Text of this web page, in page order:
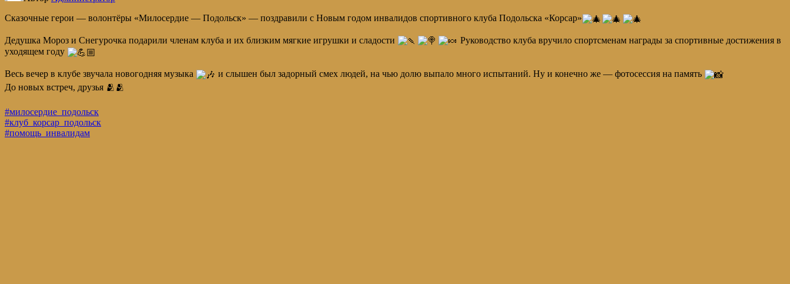
Сказочные герои — волонтёры «Милосердие — Подольск» — поздравили с Новым годом инвалидов спортивного клуба Подольска «Корсар»
Дедушка Мороз и Снегурочка подарили членам клуба и их близким мягкие игрушки и сладости
Руководство клуба вручило спортсменам награды за спортивные достижения в
уходящем году
Весь вечер в клубе звучала новогодняя музыка
и слышен был задорный смех людей, на чью долю выпало много испытаний. Ну и конечно же — фотосессия на память
До новых встреч, друзья 🫂🫂
#милосердие_подольск
#клуб_корсар_подольск
#помощь_инвалидам